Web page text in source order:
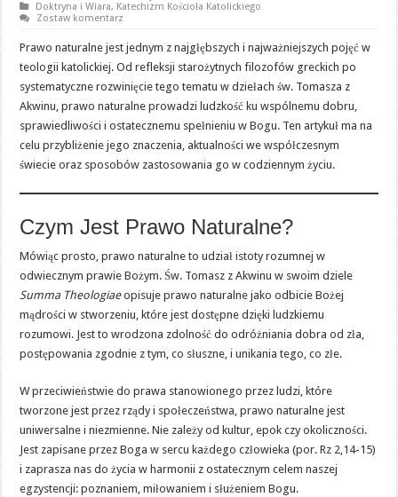
Doktryna i Wiara, Katechizm Kościoła Katolickiego
Zostaw komentarz
Prawo naturalne jest jednym z najgłębszych i najważniejszych pojęć w
teologii katolickiej. Od refleksji starożytnych filozofów greckich po
systematyczne rozwinięcie tego tematu w dziełach św. Tomasza z
Akwinu, prawo naturalne prowadzi ludzkość ku wspólnemu dobru,
sprawiedliwości i ostatecznemu spełnieniu w Bogu. Ten artykuł ma na
celu przybliżenie jego znaczenia, aktualności we współczesnym
świecie oraz sposobów zastosowania go w codziennym życiu.
Czym Jest Prawo Naturalne?
Mówiąc prosto, prawo naturalne to udział istoty rozumnej w
odwiecznym prawie Bożym. Św. Tomasz z Akwinu w swoim dziele
Summa Theologiaeopisuje prawo naturalne jako odbicie Bożej
mądrości w stworzeniu, które jest dostępne dzięki ludzkiemu
rozumowi. Jest to wrodzona zdolność do odróżniania dobra od zła,
postępowania zgodnie z tym, co słuszne, i unikania tego, co złe.
W przeciwieństwie do prawa stanowionego przez ludzi, które
tworzone jest przez rządy i społeczeństwa, prawo naturalne jest
uniwersalne i niezmienne. Nie zależy od kultur, epok czy okoliczności.
Jest zapisane przez Boga w sercu każdego człowieka (por. Rz 2,14-15)
i zaprasza nas do życia w harmonii z ostatecznym celem naszej
egzystencji: poznaniem, miłowaniem i służeniem Bogu.